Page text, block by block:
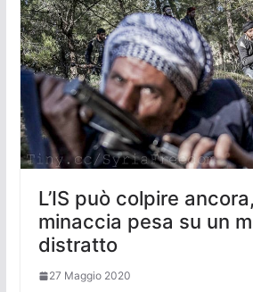
L’IS può colpire
minaccia pesa su un
distratto
27 Maggio 2020